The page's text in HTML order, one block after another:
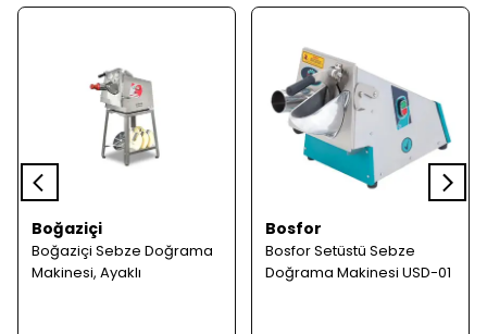
Boğaziçi
Boğaziçi Sebze Doğrama
Makinesi, Ayaklı
Bosfor
Bosfor Setüstü Sebze
Doğrama Makinesi USD-01